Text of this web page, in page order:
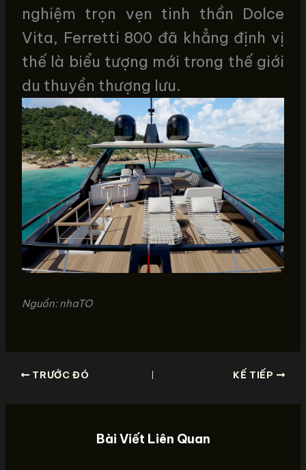
nghiệm trọn vẹn tinh thần Dolce
Vita, Ferretti 800 đã khẳng định vị
thế là biểu tượng mới trong thế giới
du thuyền thượng lưu.
Nguồn: nhaTO
TRƯỚC ĐÓ KẾ TIẾP
Bài Viết Liên Quan